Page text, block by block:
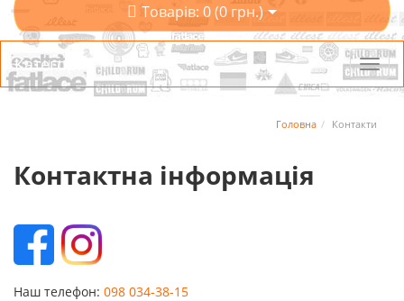
Товарів: 0 (0 грн.)
Категорії
Головна Контакти
Контактна інформація
Наш телефон: 098 034-38-15